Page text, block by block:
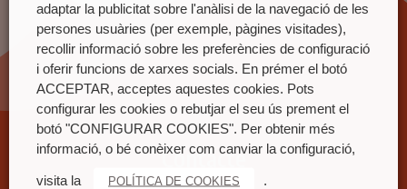
Contacte
adaptar la publicitat sobre l'anàlisi de la navegació de les
persones usuàries (per exemple, pàgines visitades),
recollir informació sobre les preferències de configuració
i oferir funcions de xarxes socials. En prémer el botó
ACCEPTAR, acceptes aquestes cookies. Pots
configurar les cookies o rebutjar el seu ús prement el
botó "CONFIGURAR COOKIES". Per obtenir més
informació, o bé conèixer com canviar la configuració,
visita la POLÍTICA DE COOKIES .